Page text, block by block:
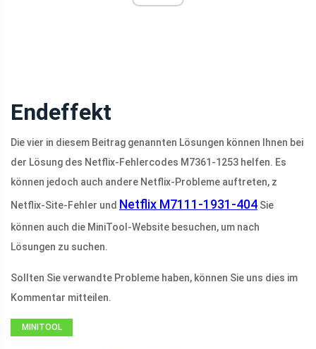
Endeffekt
Die vier in diesem Beitrag genannten Lösungen können Ihnen bei
der Lösung des Netflix-Fehlercodes M7361-1253 helfen. Es
können jedoch auch andere Netflix-Probleme auftreten, z
Netflix-Site-Fehler und Netflix M7111-1931-404 Sie
können auch die MiniTool-Website besuchen, um nach
Lösungen zu suchen.
Sollten Sie verwandte Probleme haben, können Sie uns dies im
Kommentar mitteilen.
MINITOOL